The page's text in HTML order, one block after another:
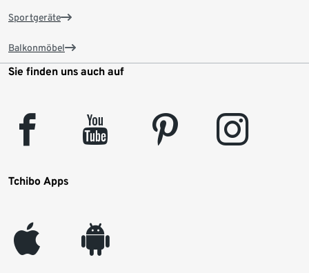
Sportgeräte
Balkonmöbel
Sie finden uns auch auf
facebook youtube pinterest instagram
Tchibo Apps
appleinc android